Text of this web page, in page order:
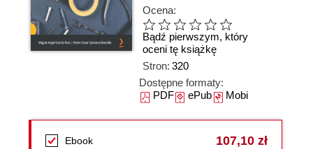
Ocena:
Bądź pierwszym, który
oceni tę książkę
Stron: 320
Dostępne formaty:
PDFePubMobi
Ebook 107,10 zł